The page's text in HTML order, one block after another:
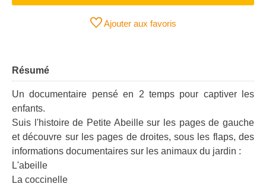
Ajouter aux favoris
Résumé
Un documentaire pensé en 2 temps pour captiver les
enfants.
Suis l'histoire de Petite Abeille sur les pages de gauche
et découvre sur les pages de droites, sous les flaps, des
informations documentaires sur les animaux du jardin :
L'abeille
La coccinelle